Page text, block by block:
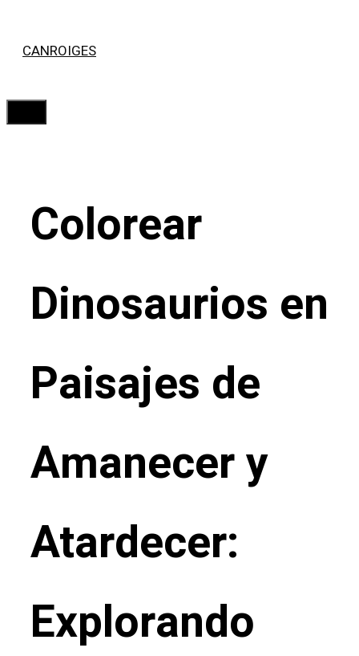
CANROIGES
Colorear
Dinosaurios en
Paisajes de
Amanecer y
Atardecer:
Explorando